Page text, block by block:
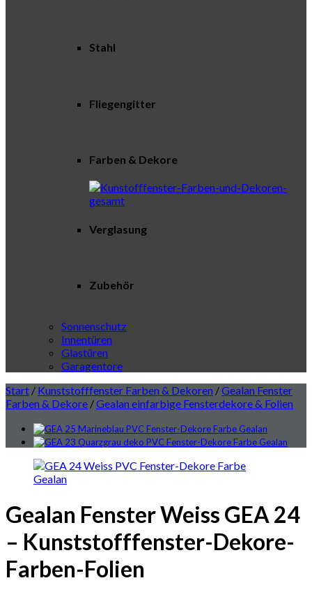
Stahl
Fliegengitter
Farben & Dekore
Verglasung
Zubehör
Sonnenschutz
Innentüren
Glastüren
Garagentore
Start / Kunststofffenster Farben & Dekoren /Gealan Fenster
Farben & Dekore /Gealan einfarbige Fensterdekore & Folien
Gealan Fenster Weiss GEA 24
– Kunststofffenster-Dekore-
Farben-Folien